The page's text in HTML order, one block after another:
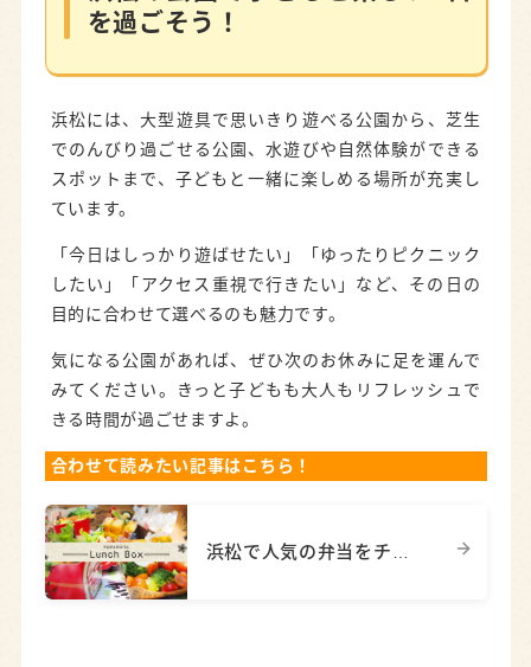
を過ごそう！
浜松には、大型遊具で思いきり遊べる公園から、芝生
でのんびり過ごせる公園、水遊びや自然体験ができる
スポットまで、子どもと一緒に楽しめる場所が充実し
ています。
「今日はしっかり遊ばせたい」「ゆったりピクニック
したい」「アクセス重視で行きたい」など、その日の
目的に合わせて選べるのも魅力です。
気になる公園があれば、ぜひ次のお休みに足を運んで
みてください。きっと子どもも大人もリフレッシュで
きる時間が過ごせますよ。
合わせて読みたい記事はこちら！